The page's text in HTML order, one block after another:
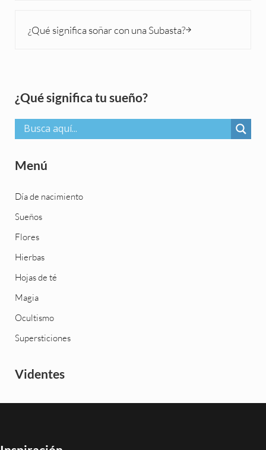
¿Qué significa soñar con una Subasta?
Sidebar
¿Qué significa tu sueño?
Menú
Día de nacimiento
Sueños
Flores
Hierbas
Hojas de té
Magia
Ocultismo
Supersticiones
Videntes